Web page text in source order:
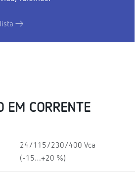
EM CORRENTE
24/115/230/400 Vca
(-15…+20 %)